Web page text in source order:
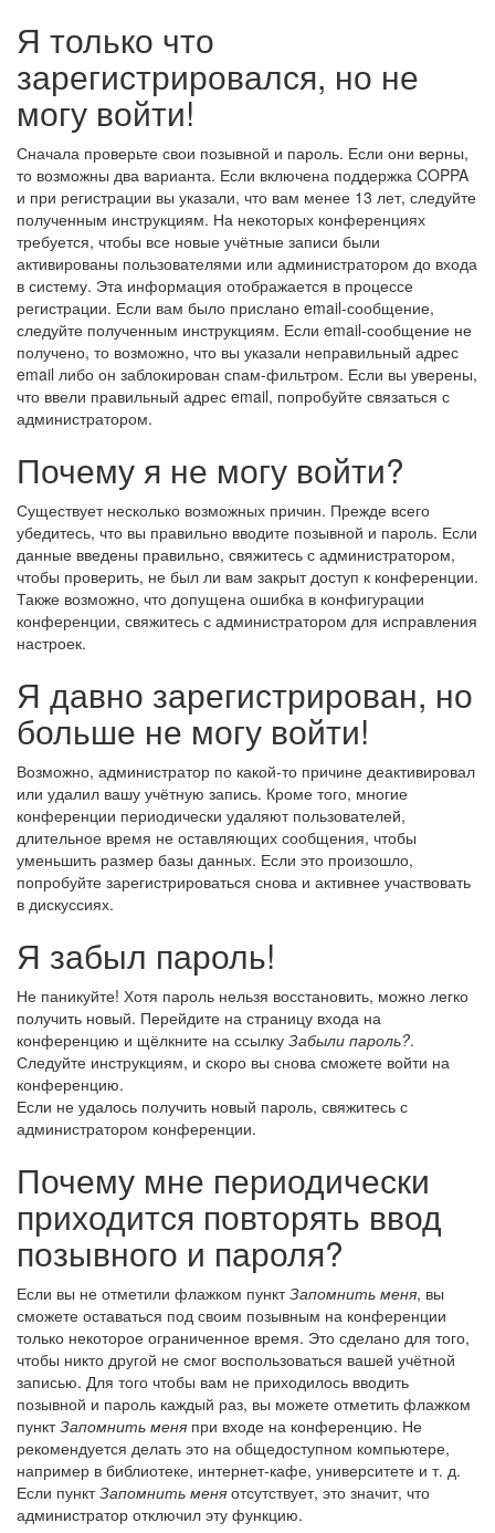
Я только что
зарегистрировался, но не
могу войти!
Сначала проверьте свои позывной и пароль. Если они верны,
то возможны два варианта. Если включена поддержка COPPA
и при регистрации вы указали, что вам менее 13 лет, следуйте
полученным инструкциям. На некоторых конференциях
требуется, чтобы все новые учётные записи были
активированы пользователями или администратором до входа
в систему. Эта информация отображается в процессе
регистрации. Если вам было прислано email-сообщение,
следуйте полученным инструкциям. Если email-сообщение не
получено, то возможно, что вы указали неправильный адрес
email либо он заблокирован спам-фильтром. Если вы уверены,
что ввели правильный адрес email, попробуйте связаться с
администратором.
Почему я не могу войти?
Существует несколько возможных причин. Прежде всего
убедитесь, что вы правильно вводите позывной и пароль. Если
данные введены правильно, свяжитесь с администратором,
чтобы проверить, не был ли вам закрыт доступ к конференции.
Также возможно, что допущена ошибка в конфигурации
конференции, свяжитесь с администратором для исправления
настроек.
Я давно зарегистрирован, но
больше не могу войти!
Возможно, администратор по какой-то причине деактивировал
или удалил вашу учётную запись. Кроме того, многие
конференции периодически удаляют пользователей,
длительное время не оставляющих сообщения, чтобы
уменьшить размер базы данных. Если это произошло,
попробуйте зарегистрироваться снова и активнее участвовать
в дискуссиях.
Я забыл пароль!
Не паникуйте! Хотя пароль нельзя восстановить, можно легко
получить новый. Перейдите на страницу входа на
конференцию и щёлкните на ссылку Забыли пароль?.
Следуйте инструкциям, и скоро вы снова сможете войти на
конференцию.
Если не удалось получить новый пароль, свяжитесь с
администратором конференции.
Почему мне периодически
приходится повторять ввод
позывного и пароля?
Если вы не отметили флажком пунктЗапомнить меня, вы
сможете оставаться под своим позывным на конференции
только некоторое ограниченное время. Это сделано для того,
чтобы никто другой не смог воспользоваться вашей учётной
записью. Для того чтобы вам не приходилось вводить
позывной и пароль каждый раз, вы можете отметить флажком
пунктЗапомнить меня при входе на конференцию. Не
рекомендуется делать это на общедоступном компьютере,
например в библиотеке, интернет-кафе, университете и т. д.
Если пунктЗапомнить меня отсутствует, это значит, что
администратор отключил эту функцию.